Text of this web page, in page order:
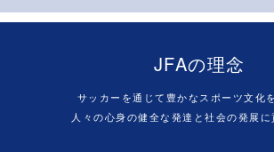
JFAの理念
サッカーを通じて豊かなスポーツ文化
人々の心身の健全な発達と社会の発展に